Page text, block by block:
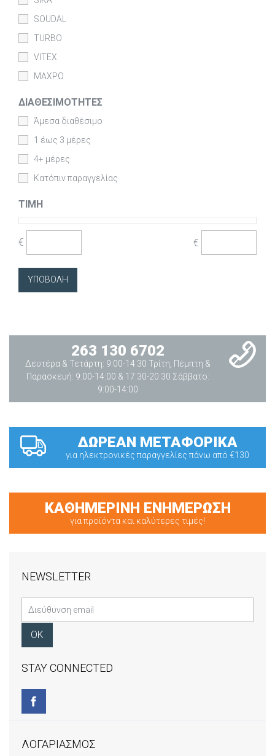
SOUDAL
TURBO
VITEX
ΜΑΧΡΩ
ΔΙΑΘΕΣΙΜΌΤΗΤΕΣ
Άμεσα διαθέσιμο
1 έως 3 μέρες
4+ μέρες
Κατόπιν παραγγελίας
ΤΙΜΉ
€ €
263 130 6702
Δευτέρα & Τετάρτη: 9:00-14:30 Τρίτη, Πέμπτη &
Παρασκευή: 9:00-14:00 & 17:30-20:30 Σάββατο:
9:00-14:00
ΔΩΡΕΑΝ ΜΕΤΑΦΟΡΙΚΑ
για ηλεκτρονικές παραγγελίες πάνω από €130
ΚΑΘΗΜΕΡΙΝΗ ΕΝΗΜΕΡΩΣΗ
για προϊόντα και καλύτερες τιμές!
NEWSLETTER
STAY CONNECTED
ΛΟΓΑΡΙΑΣΜΟΣ